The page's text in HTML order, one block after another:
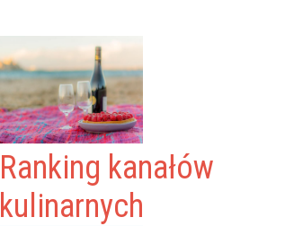
Ranking kanałów
kulinarnych